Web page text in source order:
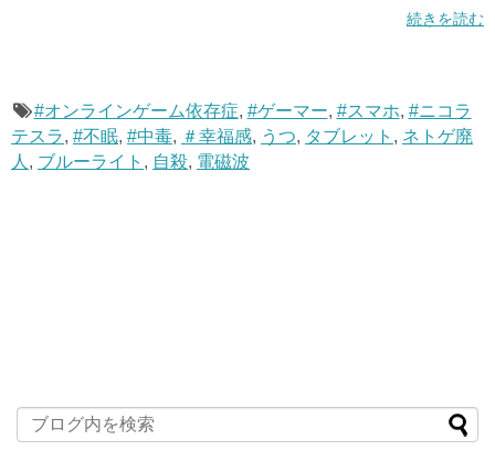
続きを読む
#オンラインゲーム依存症, #ゲーマー, #スマホ, #ニコラ
テスラ, #不眠, #中毒, ＃幸福感, うつ, タブレット , ネトゲ廃
人 , ブルーライト , 自殺, 電磁波